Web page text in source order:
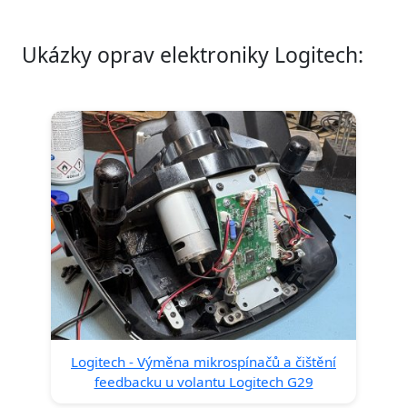
Ukázky oprav elektroniky Logitech:
Logitech - Výměna mikrospínačů a čištění
feedbacku u volantu Logitech G29